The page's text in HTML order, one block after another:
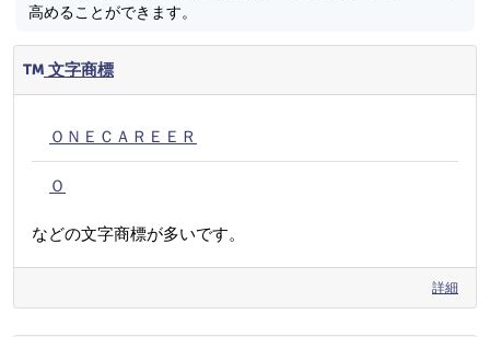
高めることができます。
文字商標
ＯＮＥＣＡＲＥＥＲ
Ｏ
などの文字商標が多いです。
詳細